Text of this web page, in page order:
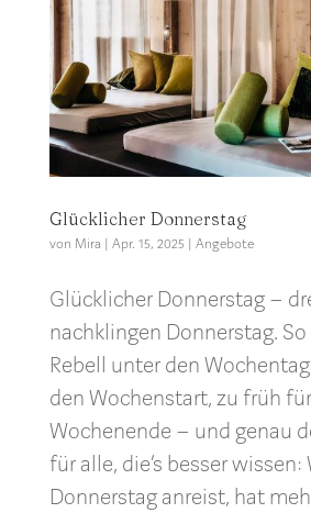
Glücklicher Donnerstag
von Mira | Apr. 15, 2025 | Angebote
Glücklicher Donnerstag –
nachklingen Donnerstag.
Rebell unter den
den Wochenstart, zu früh
Wochenende – und genau
für alle, die’s besser wissen:
Donnerstag anreist, hat